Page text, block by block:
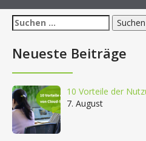
Suchen
nach:
Neueste Beiträge
10 Vorteile der
7. August